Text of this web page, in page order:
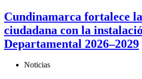
Cundinamarca fortalece
ciudadana con la
Departamental 2026–2029
Noticias